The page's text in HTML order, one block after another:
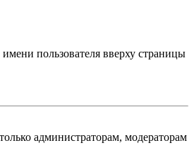
пользователя вверху страницы
администраторам, модераторам